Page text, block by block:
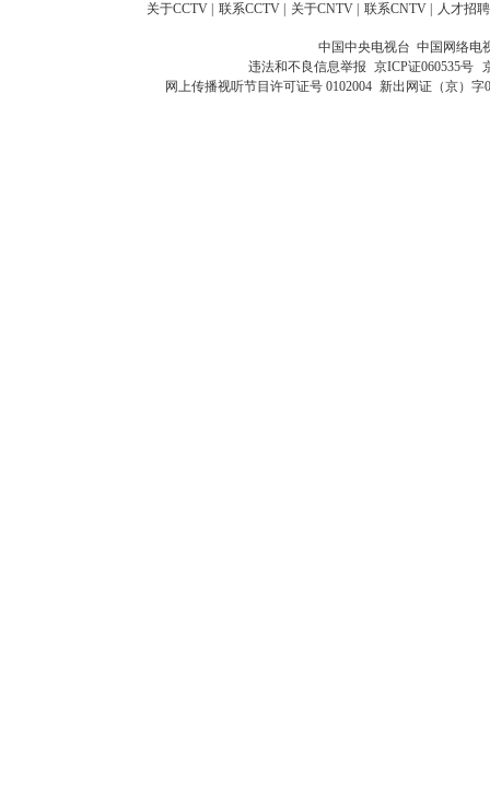
关于CCTV 联系CCTV 关于CNTV 联系CNTV 人才招聘
中国中央电视台 中国网络电
违法和不良信息举报 京ICP证060535号
网上传播视听节目许可证号 0102004 新出网证（京）